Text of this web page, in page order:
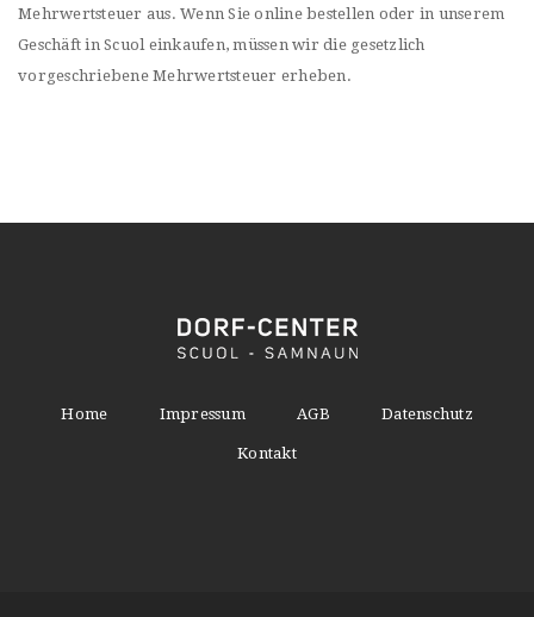
Mehrwertsteuer aus. Wenn Sie online bestellen oder in unserem
Geschäft in Scuol einkaufen, müssen wir die gesetzlich
vorgeschriebene Mehrwertsteuer erheben.
Home Impressum AGB Datenschutz
Kontakt